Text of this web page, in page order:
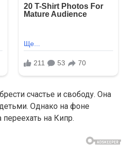
счастье и свободу. Она
Однако на фоне
на Кипр.